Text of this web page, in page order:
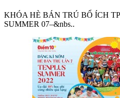
KHÓA HÈ BÁN TRÚ BỔ ÍCH
SUMMER 07–&nbs..